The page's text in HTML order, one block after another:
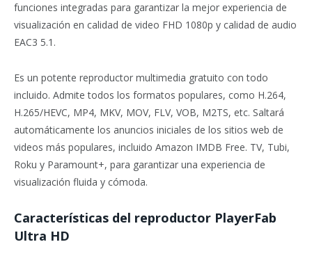
funciones integradas para garantizar la mejor experiencia de
visualización en calidad de video FHD 1080p y calidad de audio
EAC3 5.1.
Es un potente reproductor multimedia gratuito con todo
incluido. Admite todos los formatos populares, como H.264,
H.265/HEVC, MP4, MKV, MOV, FLV, VOB, M2TS, etc. Saltará
automáticamente los anuncios iniciales de los sitios web de
videos más populares, incluido Amazon IMDB Free. TV, Tubi,
Roku y Paramount+, para garantizar una experiencia de
visualización fluida y cómoda.
Características del reproductor PlayerFab
Ultra HD